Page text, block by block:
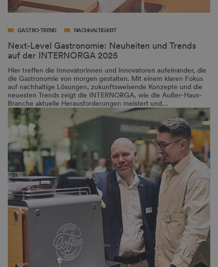
GASTRO-TREND NACHHALTIGKEIT
Next-Level Gastronomie: Neuheiten und Trends
auf der INTERNORGA 2025
Hier treffen die Innovatorinnen und Innovatoren aufeinander, die
die Gastronomie von morgen gestalten. Mit einem klaren Fokus
auf nachhaltige Lösungen, zukunftsweisende Konzepte und die
neuesten Trends zeigt die INTERNORGA, wie die Außer-Haus-
Branche aktuelle Herausforderungen meistert und…